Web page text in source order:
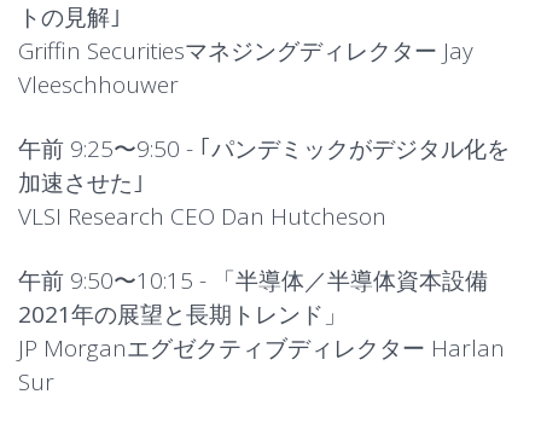
トの見解｣
Griffin Securitiesマネジングディレクター Jay
Vleeschhouwer
午前 9:25〜9:50 - ｢パンデミックがデジタル化を
加速させた ｣
VLSI Research CEO Dan Hutcheson
午前 9:50〜10:15 - 「半導体／半導体資本設備
2021年の展望と長期トレンド 」
JP Morganエグゼクティブディレクター Harlan
Sur